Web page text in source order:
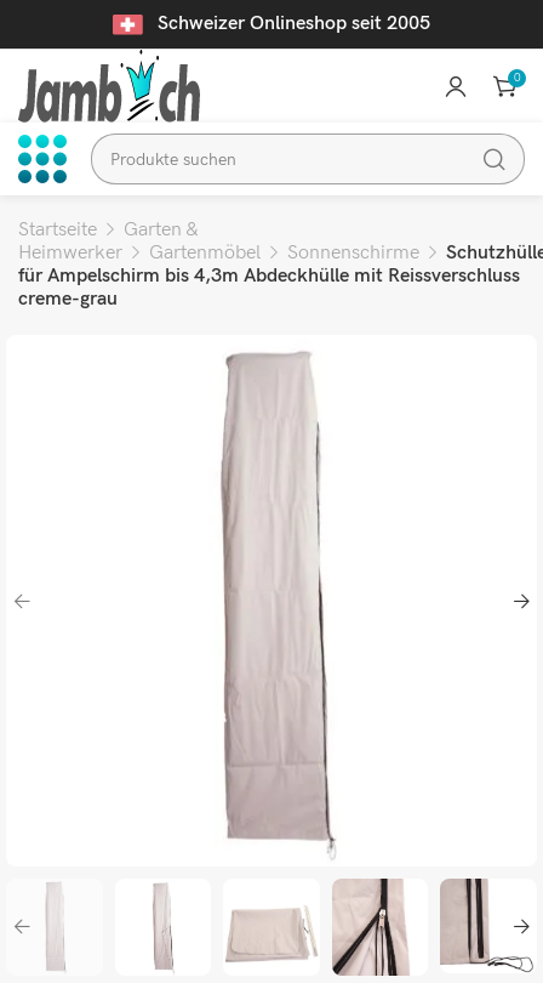
Schweizer Onlineshop seit 2005
0
Startseite
Garten &
Heimwerker
Gartenmöbel Sonnenschirme
für Ampelschirm bis 4,3m Abdeckhülle mit Reissverschluss
creme-grau